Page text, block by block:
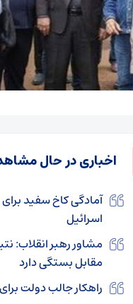
اخباری در حال
آمادگی کاخ سفید
اسرائیل
مشاور رهبر انقلاب:
مقابل بستگی دارد
راهکار جالب دولت